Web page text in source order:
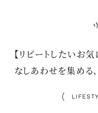
【リピートしたいお
なしあわせを集める